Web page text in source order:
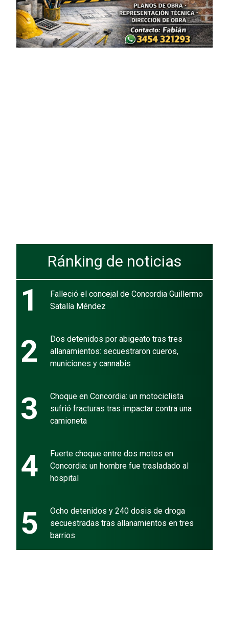
Ránking de noticias
1
Falleció el concejal de Concordia Guillermo
Satalía Méndez
2
Dos detenidos por abigeato tras tres
allanamientos: secuestraron cueros,
municiones y cannabis
3
Choque en Concordia: un motociclista
sufrió fracturas tras impactar contra una
camioneta
4
Fuerte choque entre dos motos en
Concordia: un hombre fue trasladado al
hospital
5
Ocho detenidos y 240 dosis de droga
secuestradas tras allanamientos en tres
barrios